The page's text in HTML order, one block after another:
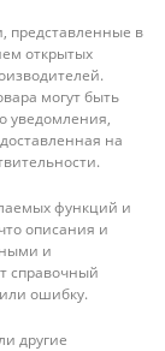
представленные в
открытых
могут быть
уведомления,
на
функций и
описания и
и
справочный
ошибку.
другие